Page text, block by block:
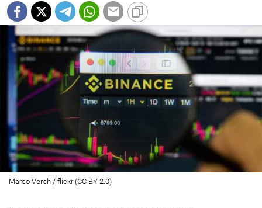
Marco Verch / flickr (CC BY 2.0)